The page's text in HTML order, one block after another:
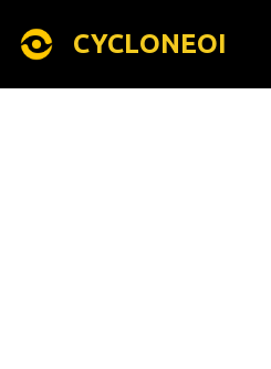
CYCLONEOI